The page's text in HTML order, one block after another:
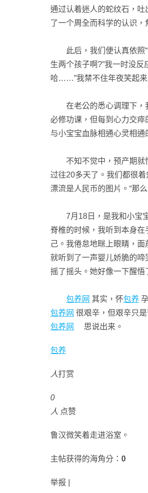
通过认着迷人的蛇纹石，吐
了一个周全而科学的认识，
此后，我们便认真依照“
生两个孩子啊?”我一时没反
哈……”我禁不住年夜笑起来
在老公的悉心调理下，
必修功课，但每到心力交瘁
与小宝宝血脉相通心灵相
不知不觉中，预产期就悄
过往20多天了。我们都很着
漂流是人民币的图片。“那
7月18日，是我和小宝
脊椎的时候，我听到本身在
己。我倦怠地眯上眼睛，
就听到了一声婴儿娇脆的啼
摇了摇头。她好像一下醒悟
包养网 其实，怀包养
包养网 很艰辛，但艰辛只
包养网
思说出来。
包养
人打赏
0
人 点赞
鲁汉微笑着走进浴室。
主帖获得的海角分： 0
举报 |